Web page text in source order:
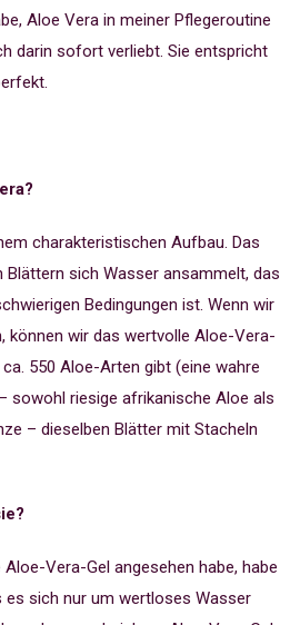
Aloe Vera in meiner Pflegeroutine
darin sofort verliebt. Sie entspricht
charakteristischen Aufbau. Das
Blättern sich Wasser ansammelt, das
Bedingungen ist. Wenn wir
können wir das wertvolle Aloe-Vera-
550 Aloe-Arten gibt (eine wahre
sowohl riesige afrikanische Aloe als
– dieselben Blätter mit Stacheln
Vera-Gel angesehen habe, habe
sich nur um wertloses Wasser